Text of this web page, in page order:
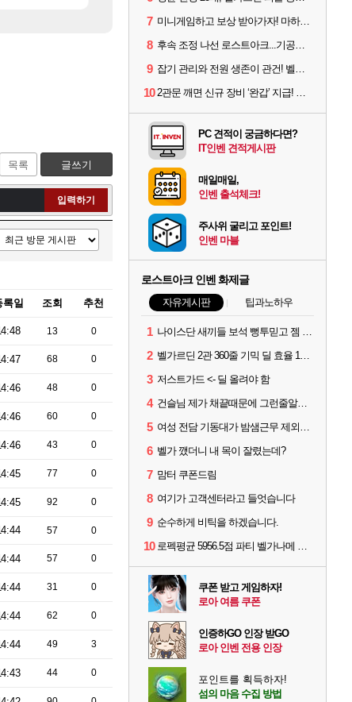
목록 글쓰기
입력하기
록일 조회 추천
13 0
68 0
48 0
60 0
43 0
77 0
92 0
57 0
57 0
31 0
62 0
49 3
44 0
7 미니게임하고 보상 받아가자! 마하라카 썸머 캠프 할 일은?
8 후속 조정 나선 로스트아크...기공사, 차원술사 하향
9 잡기 관리와 전원 생존이 관건! 벨가르딘 유물 칭호 획득방법 정리
10 2관문 깨면 신규 장비 ‘완갑’ 지급! 그림자 레이드 벨가르딘 공개
PC 견적이 궁금하다면?
IT인벤 견적게시판
매일매일,
인벤 출석체크!
주사위 굴리고 포인트!
인벤 마블
로스트아크 인벤 화제글
자유게시판 팁과노하우
1 나이스단 새끼들 보석 뻥투믿고 젬 곱창난거보면 개패고싶음 ㅋㅋ
2 벨가르딘 2관 360줄 기믹 딜 효율 100% 최적화
3 저스트가드 <- 딜 올려야 함
4 건슬님 제가 채끝때문에 그런줄알겠어요
5 여성 전담 기동대가 밤샘근무 제외된 이유
6 벨가 깼더니 내 목이 잘렸는데?
7 맘터 쿠폰드림
8 여기가 고객센터라고 들엇습니다
9 순수하게 비틱을 하겠습니다.
10 로펙평균 5956.5점 파티 벨가나메 클리어
쿠폰 받고 게임하자!
로아 여름 쿠폰
인증하GO 인장 받GO
로아 인벤 전용 인장
포인트를 획득하자!
섬의 마음 수집 방법